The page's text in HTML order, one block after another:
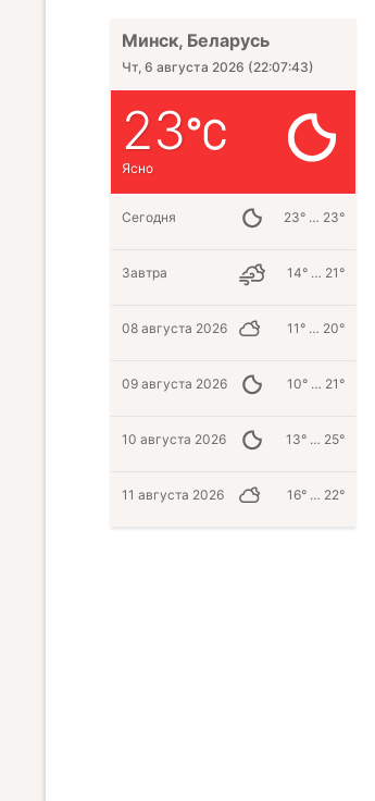
Минск, Беларусь
Чт, 6 августа 2026 (22:07:44)
23
Ясно
Сегодня 23° … 23°
Завтра 14° … 21°
08 августа 2026 11° … 20°
09 августа 2026 10° … 21°
10 августа 2026 13° … 25°
11 августа 2026 16° … 22°